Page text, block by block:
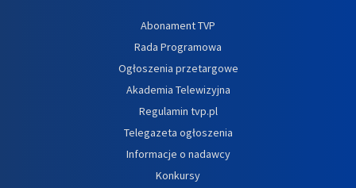
Abonament TVP
Rada Programowa
Ogłoszenia przetargowe
Akademia Telewizyjna
Regulamin tvp.pl
Telegazeta ogłoszenia
Informacje o nadawcy
Konkursy